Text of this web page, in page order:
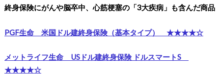
終身保険にがんや脳卒中、心筋梗塞の「3大疾病」も含んだ商品
PGF生命 米国ドル建終身保険（基本タイプ） ★★★★☆
メットライフ生命 USドル建終身保険 ドルスマートS
★★★★☆